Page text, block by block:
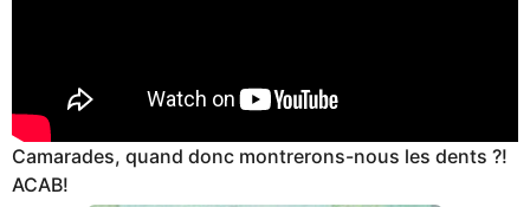
Camarades, quand donc montrerons-nous les dents ?!
ACAB!